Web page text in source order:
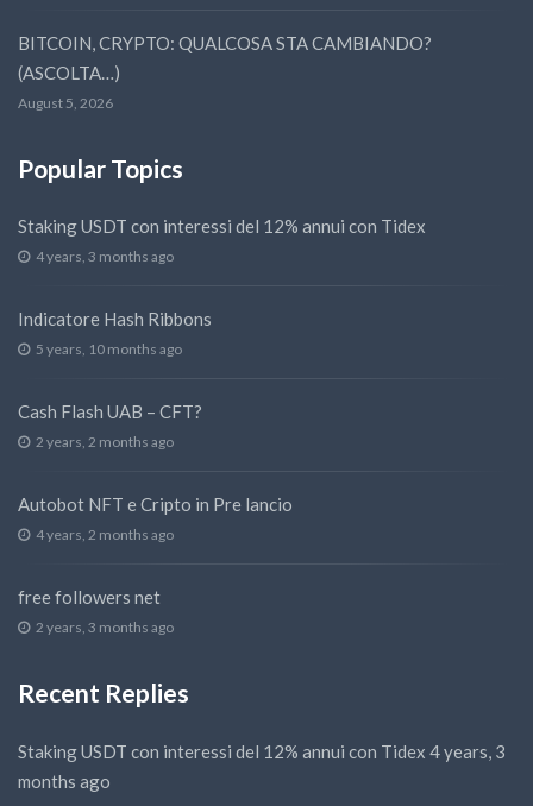
BITCOIN, CRYPTO: QUALCOSA STA CAMBIANDO?
(ASCOLTA…)
August 5, 2026
Popular Topics
Staking USDT con interessi del 12% annui con Tidex
4 years, 3 months ago
Indicatore Hash Ribbons
5 years, 10 months ago
Cash Flash UAB – CFT?
2 years, 2 months ago
Autobot NFT e Cripto in Pre lancio
4 years, 2 months ago
free followers net
2 years, 3 months ago
Recent Replies
Staking USDT con interessi del 12% annui con Tidex 4 years, 3
months ago